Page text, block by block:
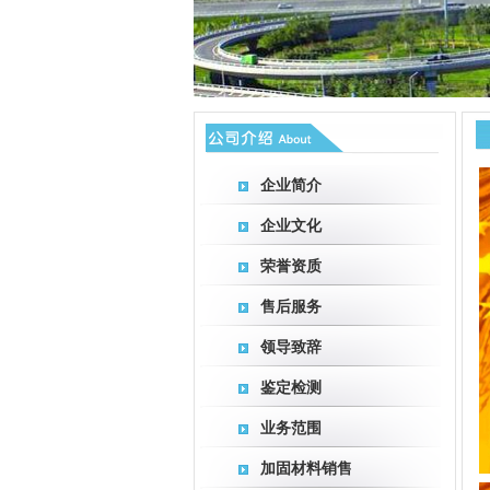
企业简介
企业文化
荣誉资质
售后服务
领导致辞
鉴定检测
业务范围
加固材料销售